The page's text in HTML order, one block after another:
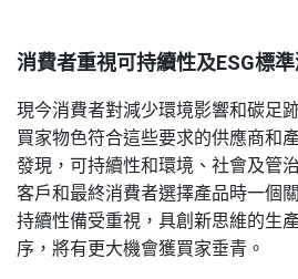
消費者重視可持續性及ESG標
現今消費者對減少環境影響和碳足
買家物色符合這些要求的供應商和
發現，可持續性和環境、社會及管
客戶和最終消費者選擇產品時一個
持續性備受重視，具創新思維的生
序，將有更大機會獲買家垂青。